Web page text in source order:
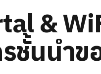
&
ชั้นนำข